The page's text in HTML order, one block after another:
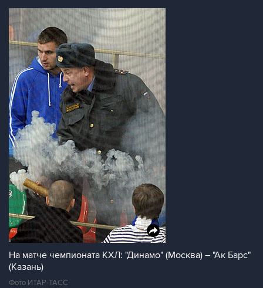
На матче чемпионата КХЛ: "Динамо" (Москва) – "Ак Барс"
(Казань)
Фото ИТАР-ТАСС